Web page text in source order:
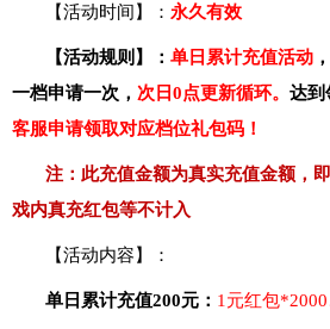
【活动时间】： 永久有效
【活动规则】： 单日累计充值活动 ，
一档申请一次 ， 次日0点更新循环。 达到
客服申请领取对应档位礼包码 ！
注： 此充值金额为真实充值金额，
戏内真充红包等不计入
【活动内容】：
单日累计充值200元： 1元红包